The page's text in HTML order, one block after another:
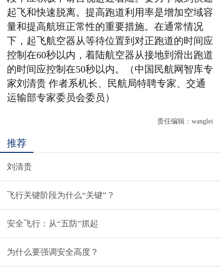
起飞和快速脱离。提高跑道利用率是增加空域容
量和提高航班正常性的重要措施。在通常情况
下，起飞航空器从等待位置到对正跑道的时间应
控制在60秒以内，着陆航空器从接地到滑出跑道
的时间应控制在50秒以内。（中国民航网智库专
家刘清贵 作者系机长、民航局特聘专家、交通
运输部专家委员会委员）
责任编辑： wanglei
推荐
刘清贵
飞行关键阶段为什么“关键”？
安全飞行：从“五防”抓起
为什么要强调安全高度？